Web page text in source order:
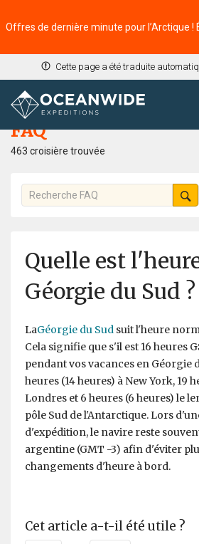
Cette page a été traduite
Accueil
FAQ
463 croisière trouvée
Quelle est
Géorgie du Sud ?
LaGéorgie du Sud suit l'heure
Cela signifie que s'il est 16 heures
pendant vos vacances en Géorgie
heures (14 heures) à New York, 19
Londres et 6 heures (6 heures) le
pôle Sud de l'Antarctique. Lors
d'expédition, le navire reste
argentine (GMT -3) afin d'éviter
changements d'heure à bord.
Cet article a-t-il été utile ?